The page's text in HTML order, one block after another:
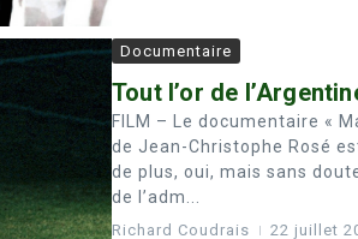
Documentaire
Tout l’or de
FILM – Le documentaire «
de Jean-Christophe Rosé
de plus, oui, mais sans
de l’adm...
Richard Coudrais 22 juillet